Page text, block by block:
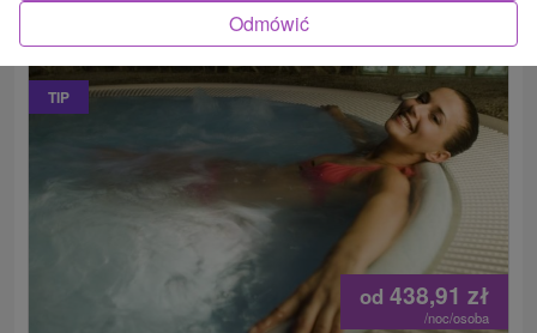
TIP
od 438,91 zł
/noc/osoba
Odmówić